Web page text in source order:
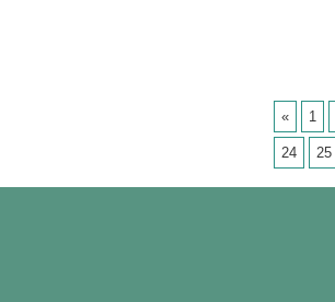
« 1
24 25